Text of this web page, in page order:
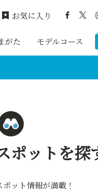
がた モデルコース
お気に入り
ポットを探
ット情報が満載！